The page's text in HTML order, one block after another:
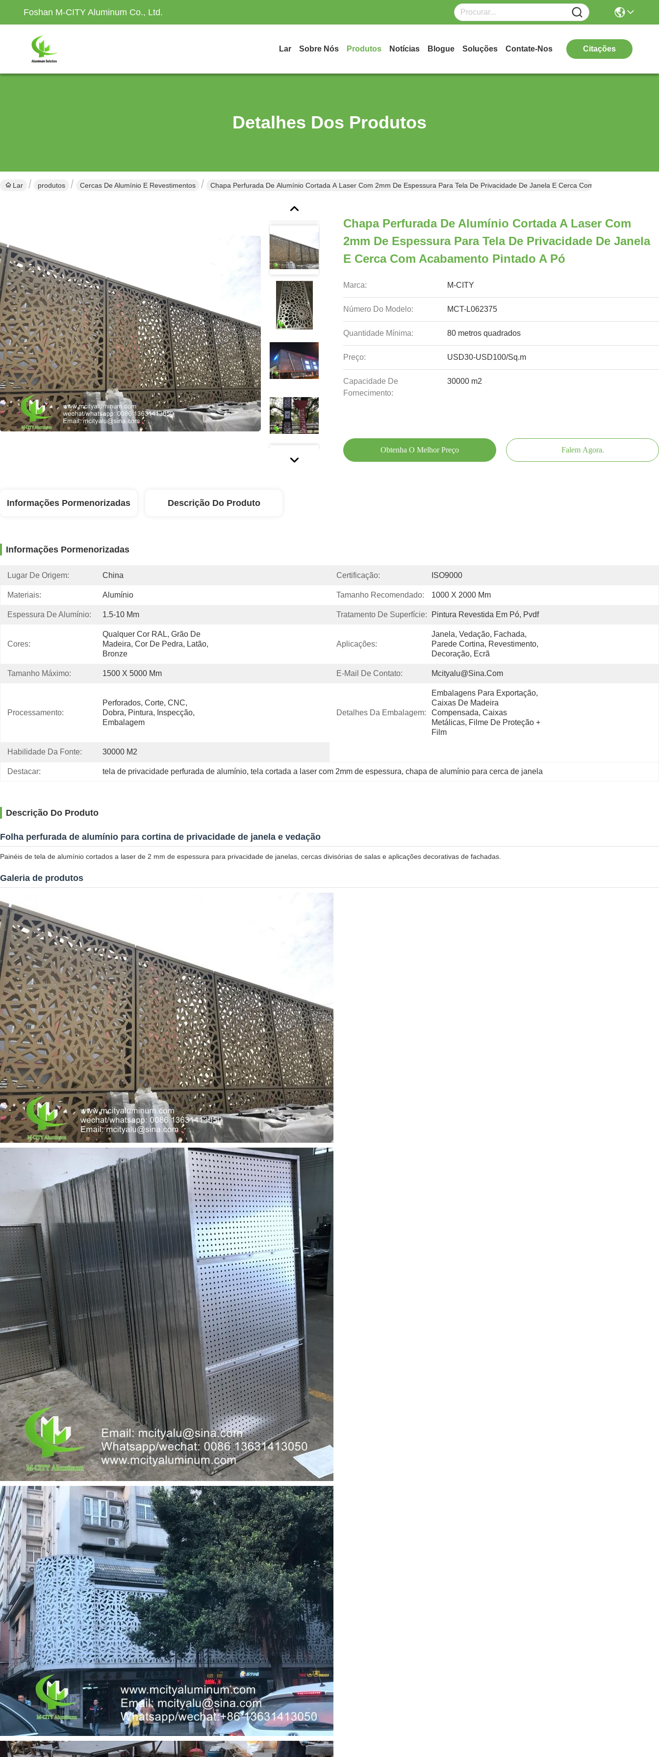
Foshan M-CITY Aluminum Co., Ltd.
Lar Sobre Nós Produtos Notícias Blogue Soluções Contate-Nos Citações
Detalhes Dos Produtos
Lar produtos Cercas De Alumínio E Revestimentos Chapa Perfurada De Alumínio Cortada A Laser Com 2mm De Espessura Para Tela De Privacidade De Janela E Cerca Com Acabamento
Chapa Perfurada De Alumínio Cortada A Laser Com
2mm De Espessura Para Tela De Privacidade De Janela
E Cerca Com Acabamento Pintado A Pó
Marca: M-CITY
Número Do Modelo: MCT-L062375
Quantidade Mínima: 80 metros quadrados
Preço: USD30-USD100/Sq.m
Capacidade De
Fornecimento:
30000 m2
Obtenha O Melhor Preço Falem Agora.
Informações Pormenorizadas Descrição Do Produto
Informações Pormenorizadas
Lugar De Origem: China Certificação: ISO9000
Materiais: Alumínio Tamanho Recomendado: 1000 X 2000 Mm
Espessura De Alumínio: 1.5-10 Mm Tratamento De Superfície: Pintura Revestida Em Pó, Pvdf
Cores:
Qualquer Cor RAL, Grão De
Madeira, Cor De Pedra, Latão,
Bronze
Aplicações:
Janela, Vedação, Fachada,
Parede Cortina, Revestimento,
Decoração, Ecrã
Tamanho Máximo: 1500 X 5000 Mm E-Mail De Contato: Mcityalu@sina.com
Processamento:
Perforados, Corte, CNC,
Dobra, Pintura, Inspecção,
Embalagem
Detalhes Da Embalagem:
Embalagens Para Exportação,
Caixas De Madeira
Compensada, Caixas
Metálicas, Filme De Proteção +
Film
Habilidade Da Fonte: 30000 M2
Destacar: tela de privacidade perfurada de alumínio, tela cortada a laser com 2mm de espessura, chapa de alumínio para cerca de janela
Descrição Do Produto
Folha perfurada de alumínio para cortina de privacidade de janela e vedação
Painéis de tela de alumínio cortados a laser de 2 mm de espessura para privacidade de janelas, cercas divisórias de salas e aplicações decorativas de fachadas.
Galeria de produtos